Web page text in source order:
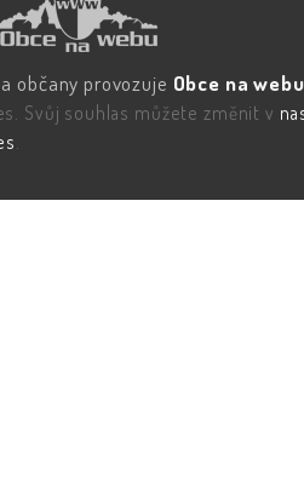
občany provozuje Obce na
Svůj souhlas můžete změnit v